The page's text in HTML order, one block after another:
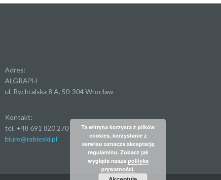
Adres:
ALGRAPH
ul. Rychtalska 8 A, 50-304 Wrocław
Kontakt:
tel. +48 691 820 270
biuro@rabieski.pl
Ta witryna korzysta z plików
cookies, korzystanie z
serwisu oznacza akceptację
regulaminu. Zobacz jak
wygląda nasza polityka
prywatności.